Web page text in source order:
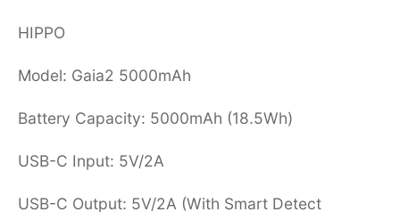
HIPPO
Model: Gaia2 5000mAh
Battery Capacity: 5000mAh (18.5Wh)
USB-C Input: 5V/2A
USB-C Output: 5V/2A (With Smart Detect